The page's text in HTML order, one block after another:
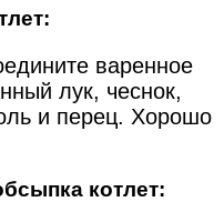
варенное
лук, чеснок,
и перец. Хорошо
котлет: